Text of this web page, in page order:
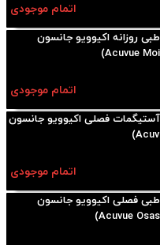
اتمام موجودی
طبی روزانه اکیوویو جانسون
اتمام موجودی
آستیگمات فصلی اکیوویو جانسون
اتمام موجودی
طبی فصلی اکیوویو جانسون